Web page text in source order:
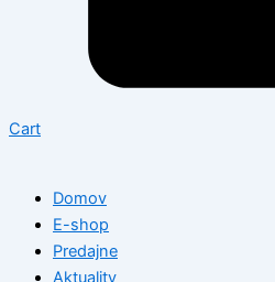
Cart
Domov
E-shop
Predajne
Aktuality